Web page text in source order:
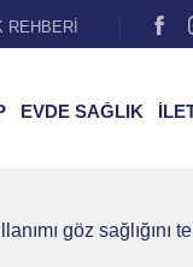
REHBERİ
EVDE SAĞLIK
göz sağlığını